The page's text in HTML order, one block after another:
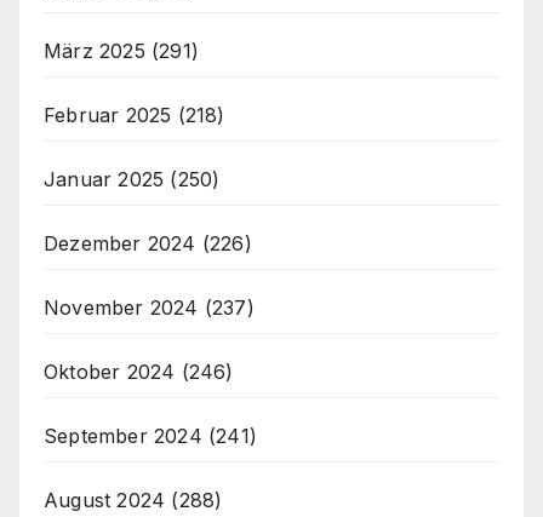
März 2025 (291)
Februar 2025 (218)
Januar 2025 (250)
Dezember 2024 (226)
November 2024 (237)
Oktober 2024 (246)
September 2024 (241)
August 2024 (288)